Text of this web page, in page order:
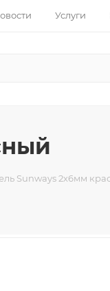
Услуги
Sunways 2х6мм